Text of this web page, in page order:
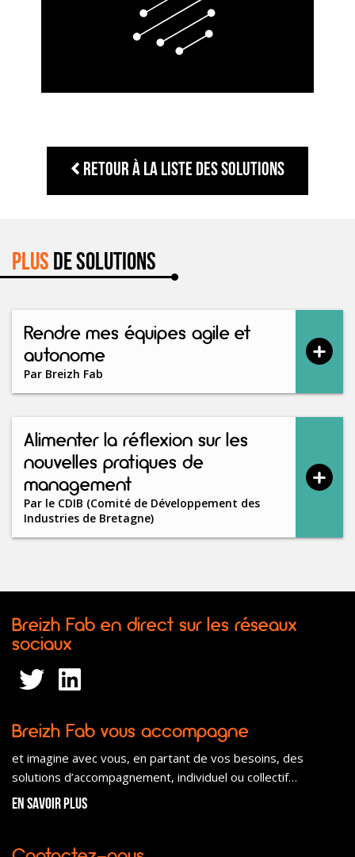
Retour à la liste des solutions
Plus de solutions
Rendre mes équipes agile et
autonome
Par Breizh Fab
Alimenter la réflexion sur les
nouvelles pratiques de
management
Par le CDIB (Comité de Développement des
Industries de Bretagne)
Breizh Fab vous accompagne
et imagine avec vous, en partant de vos besoins, des
solutions d’accompagnement, individuel ou collectif…
En savoir plus
Breizh Fab en direct sur les réseaux
sociaux